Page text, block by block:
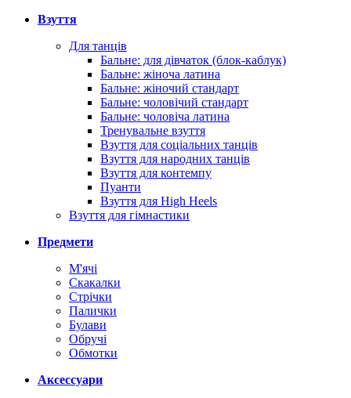
Взуття
Для танців
Бальне: для дівчаток (блок-каблук)
Бальне: жіноча латина
Бальне: жіночий стандарт
Бальне: чоловічий стандарт
Бальне: чоловіча латина
Тренувальне взуття
Взуття для соціальних танців
Взуття для народних танців
Взуття для контемпу
Пуанти
Взуття для High Heels
Взуття для гімнастики
Предмети
М'ячі
Скакалки
Стрічки
Палички
Булави
Обручі
Обмотки
Аксессуари